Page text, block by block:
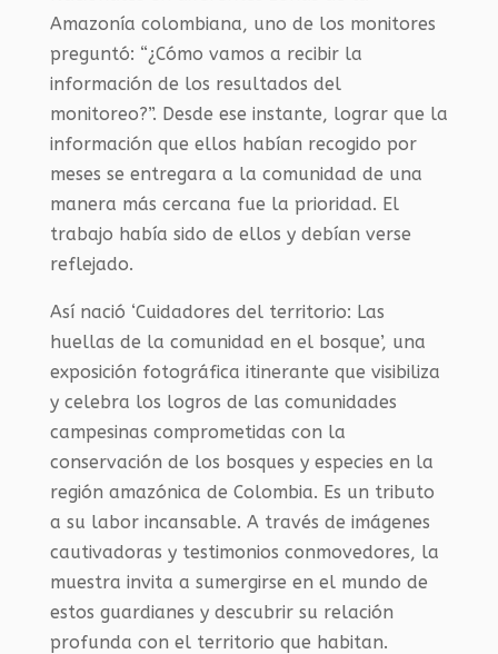
Amazonía colombiana, uno de los monitores
preguntó: “¿Cómo vamos a recibir la
información de los resultados del
monitoreo?”. Desde ese instante, lograr que la
información que ellos habían recogido por
meses se entregara a la comunidad de una
manera más cercana fue la prioridad. El
trabajo había sido de ellos y debían verse
reflejado.
Así nació ‘Cuidadores del territorio: Las
huellas de la comunidad en el bosque’, una
exposición fotográfica itinerante que visibiliza
y celebra los logros de las comunidades
campesinas comprometidas con la
conservación de los bosques y especies en la
región amazónica de Colombia. Es un tributo
a su labor incansable. A través de imágenes
cautivadoras y testimonios conmovedores, la
muestra invita a sumergirse en el mundo de
estos guardianes y descubrir su relación
profunda con el territorio que habitan.